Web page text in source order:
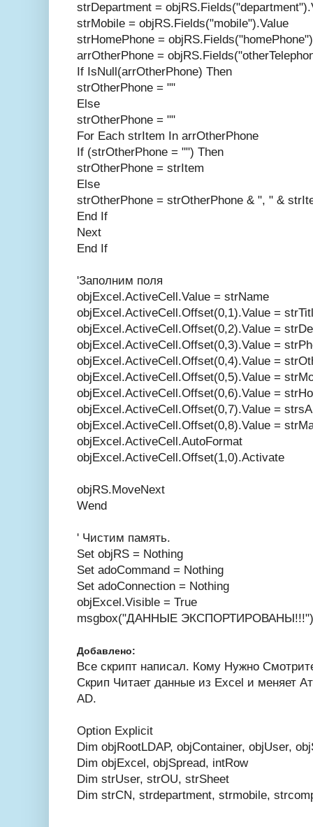
strDepartment =
strMobile = objRS.Fields("mobile").Value
strHomePhone =
arrOtherPhone =
If IsNull(arrOtherPhone) Then
strOtherPhone = ""
Else
strOtherPhone = ""
For Each strItem In arrOtherPhone
If (strOtherPhone = "") Then
strOtherPhone = strItem
Else
strOtherPhone = strOtherPhone & ", " &
End If
Next
End If
'Заполним поля
objExcel.ActiveCell.Value = strName
objExcel.ActiveCell.Offset(0,1).Value =
objExcel.ActiveCell.Offset(0,2).Value =
objExcel.ActiveCell.Offset(0,3).Value =
objExcel.ActiveCell.Offset(0,4).Value =
objExcel.ActiveCell.Offset(0,5).Value =
objExcel.ActiveCell.Offset(0,6).Value =
objExcel.ActiveCell.Offset(0,7).Value =
objExcel.ActiveCell.Offset(0,8).Value =
objExcel.ActiveCell.AutoFormat
objExcel.ActiveCell.Offset(1,0).Activate
objRS.MoveNext
Wend
' Чистим память.
Set objRS = Nothing
Set adoCommand = Nothing
Set adoConnection = Nothing
objExcel.Visible = True
msgbox("ДАННЫЕ ЭКСПОРТИРОВАНЫ!!!")
Добавлено:
Все скрипт написал. Кому Нужно
Скрип Читает данные из Excel и меняет
AD.
Option Explicit
Dim objRootLDAP, objContainer, objUser,
Dim objExcel, objSpread, intRow
Dim strUser, strOU, strSheet
Dim strCN, strdepartment, strmobile,